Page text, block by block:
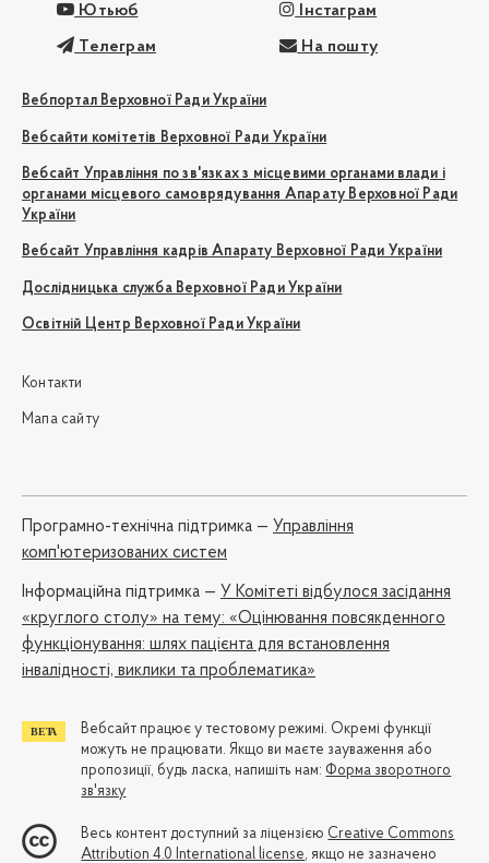
Ютьюб Інстаграм
Телеграм На пошту
Вебпортал Верховної Ради України
Вебсайти комітетів Верховної Ради України
Вебсайт Управління по зв'язках з місцевими органами влади і
органами місцевого самоврядування Апарату Верховної Ради
України
Вебсайт Управління кадрів Апарату Верховної Ради України
Дослідницька служба Верховної Ради України
Освітній Центр Верховної Ради України
Контакти
Мапа сайту
Програмно-технічна підтримка — Управління
комп'ютеризованих систем
Iнформаційна підтримка — У Комітеті відбулося засідання
«круглого столу» на тему: «Оцінювання повсякденного
функціонування: шлях пацієнта для встановлення
інвалідності, виклики та проблематика»
Вебсайт працює у тестовому режимі. Окремі функції
можуть не працювати. Якщо ви маєте зауваження або
пропозиції, будь ласка, напишіть нам: Форма зворотного
зв'язку
Весь контент доступний за ліцензією Creative Commons
Attribution 4.0 International license, якщо не зазначено